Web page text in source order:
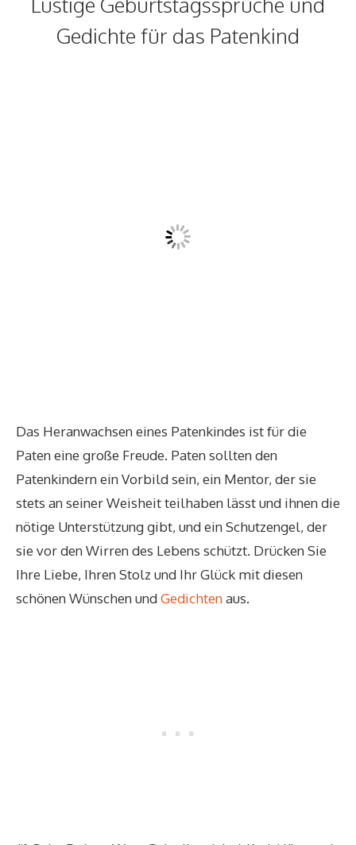
Gedichte für das Patenkind
Das Heranwachsen eines Patenkindes ist für die
Paten eine große Freude. Paten sollten den
Patenkindern ein Vorbild sein, ein Mentor, der sie
stets an seiner Weisheit teilhaben lässt und ihnen die
nötige Unterstützung gibt, und ein Schutzengel, der
sie vor den Wirren des Lebens schützt. Drücken Sie
Ihre Liebe, Ihren Stolz und Ihr Glück mit diesen
schönen Wünschen undGedichtenaus.